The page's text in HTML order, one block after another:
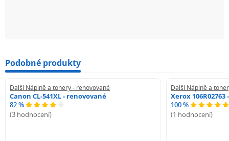
Podobné produkty
Další Náplně a tonery - renovované
Canon CL-541XL - renovované
82 %
(3 hodnocení)
Další Náplně a
Xerox
100 %
(1 hodnocení)